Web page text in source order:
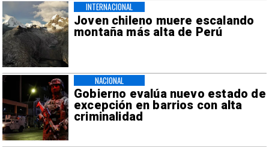
Joven chileno muere escalando
montaña más alta de Perú
INTERNACIONAL
Gobierno evalúa nuevo estado de
excepción en barrios con alta
criminalidad
NACIONAL